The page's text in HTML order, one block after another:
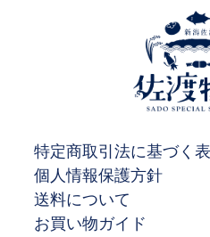
特定商取引法に基づく
個人情報保護方針
送料について
お買い物ガイド